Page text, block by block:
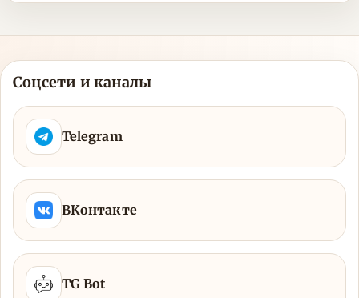
Соцсети и каналы
Telegram
ВКонтакте
TG Bot